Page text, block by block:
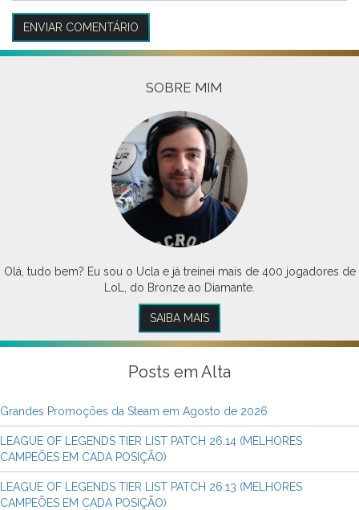
SOBRE MIM
Olá, tudo bem? Eu sou o Ucla e já treinei mais de 400 jogadores de
LoL, do Bronze ao Diamante.
SAIBA MAIS
Posts em Alta
Grandes Promoções da Steam em Agosto de 2026
LEAGUE OF LEGENDS TIER LIST PATCH 26.14 (MELHORES
CAMPEÕES EM CADA POSIÇÃO)
LEAGUE OF LEGENDS TIER LIST PATCH 26.13 (MELHORES
CAMPEÕES EM CADA POSIÇÃO)